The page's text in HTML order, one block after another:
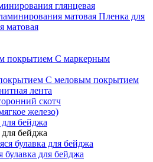
глянцевая
Пленка для
матовая
С маркерным
С меловым покрытием
лента
скотч
железо)
бейджа
бейджа
булавка для бейджа